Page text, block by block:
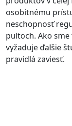
osobitnému
neschopnosť
pultoch. Ako
vyžaduje ďalšie
pravidlá zaviesť.